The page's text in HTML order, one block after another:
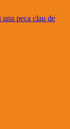
peça clau de